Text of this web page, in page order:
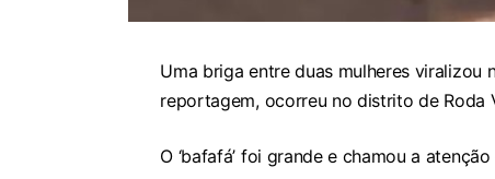
Uma briga entre duas mulheres viralizou
reportagem, ocorreu no distrito de Roda
O ‘bafafá’ foi grande e chamou a